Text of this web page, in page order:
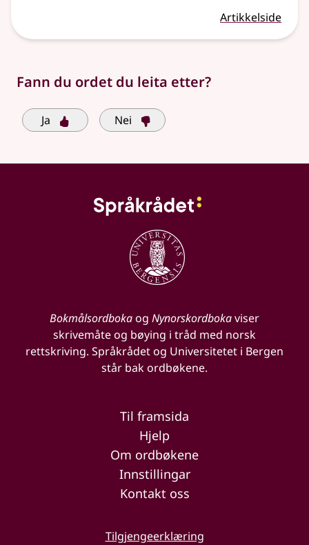
Artikkelside
Fann du ordet du leita etter?
Ja Nei
Bokmålsordbokaog Nynorskordbokaviser
skrivemåte og bøying i tråd med norsk
rettskriving. Språkrådet og Universitetet i Bergen
står bak ordbøkene.
Til framsida
Hjelp
Om ordbøkene
Innstillingar
Kontakt oss
Tilgjengeerklæring